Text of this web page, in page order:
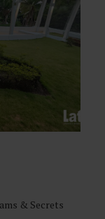
& Secrets